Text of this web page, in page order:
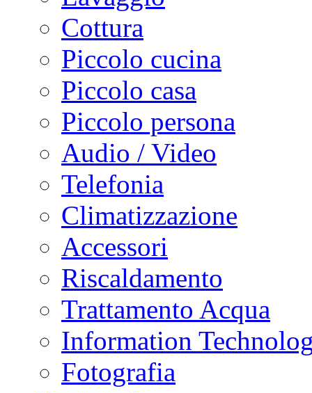
Cottura
Piccolo cucina
Piccolo casa
Piccolo persona
Audio / Video
Telefonia
Climatizzazione
Accessori
Riscaldamento
Trattamento Acqua
Information
Fotografia